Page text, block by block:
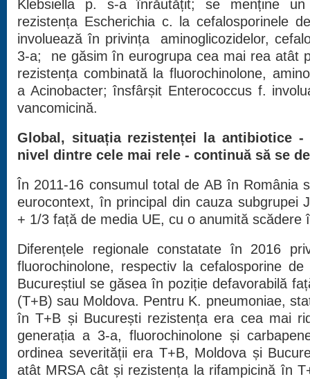
Klebsiella p. s-a înrăutățit; se menține un
rezistența Escherichia c. la cefalosporinele
involuează în privința aminoglicozidelor,
3-a; ne găsim în eurogrupa cea mai rea atât
rezistența combinată la fluorochinolone,
a Acinobacter; însfârșit Enterococcus f.
vancomicină.
Global, situația rezistenței la antibiotice
nivel dintre cele mai rele - continuă să se
În 2011-16 consumul total de AB în România
eurocontext, în principal din cauza subgrupei
+ 1/3 față de media UE, cu o anumită scădere
Diferențele regionale constatate în 2016
fluorochinolone, respectiv la cefalosporine
Bucureștiul se găsea în poziție defavorabilă
(T+B) sau Moldova. Pentru K. pneumoniae,
în T+B și București rezistența era cea mai
generația a 3-a, fluorochinolone și
ordinea severității era T+B, Moldova și
atât MRSA cât și rezistența la rifampicină în